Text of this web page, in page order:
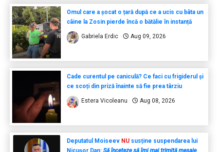
Omul care a șocat o țară după ce a ucis cu bâta un
câine la Zosin pierde încă o bătălie în instanță
Gabriela Erdic Aug 09, 2026
Cade curentul pe caniculă? Ce faci cu frigiderul și
ce scoți din priză înainte să fie prea târziu
Estera Vicoleanu Aug 08, 2026
Deputatul Moiseev NU susține suspendarea lui